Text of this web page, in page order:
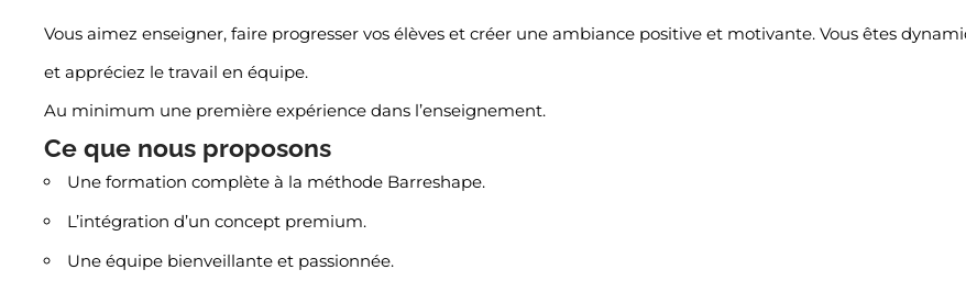
Vous aimez enseigner, faire progresser vos élèves et créer une ambiance positive et motivante. Vous êtes
et appréciez le travail en équipe.
Au minimum une première expérience dans l’enseignement.
Ce que nous proposons
Une formation complète à la méthode Barreshape.
L’intégration d’un concept premium.
Une équipe bienveillante et passionnée.